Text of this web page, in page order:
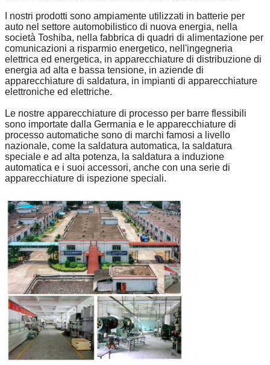
I nostri prodotti sono ampiamente utilizzati in batterie per
auto nel settore automobilistico di nuova energia, nella
società Toshiba, nella fabbrica di quadri di alimentazione per
comunicazioni a risparmio energetico, nell'ingegneria
elettrica ed energetica, in apparecchiature di distribuzione di
energia ad alta e bassa tensione, in aziende di
apparecchiature di saldatura, in impianti di apparecchiature
elettroniche ed elettriche.
Le nostre apparecchiature di processo per barre flessibili
sono importate dalla Germania e le apparecchiature di
processo automatiche sono di marchi famosi a livello
nazionale, come la saldatura automatica, la saldatura
speciale e ad alta potenza, la saldatura a induzione
automatica e i suoi accessori, anche con una serie di
apparecchiature di ispezione speciali.